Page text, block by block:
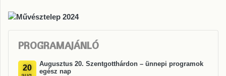
PROGRAMAJÁNLÓ
20
Augusztus 20. Szentgotthárdon – ünnepi programok
egész nap